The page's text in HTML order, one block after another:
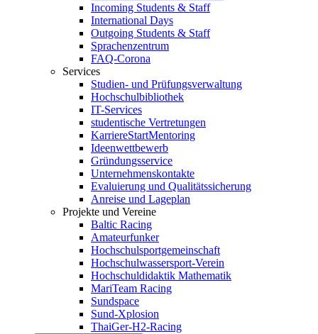
Incoming Students & Staff
International Days
Outgoing Students & Staff
Sprachenzentrum
FAQ-Corona
Services
Studien- und Prüfungsverwaltung
Hochschulbibliothek
IT-Services
studentische Vertretungen
KarriereStartMentoring
Ideenwettbewerb
Gründungsservice
Unternehmenskontakte
Evaluierung und Qualitätssicherung
Anreise und Lageplan
Projekte und Vereine
Baltic Racing
Amateurfunker
Hochschulsportgemeinschaft
Hochschulwassersport-Verein
Hochschuldidaktik Mathematik
MariTeam Racing
Sundspace
Sund-Xplosion
ThaiGer-H2-Racing